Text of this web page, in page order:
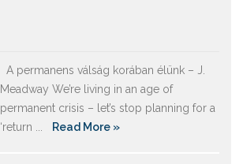
A permanens válság korában élünk – J.
Meadway We’re living in an age of
permanent crisis – let’s stop planning for a
‘return ...
Read More »